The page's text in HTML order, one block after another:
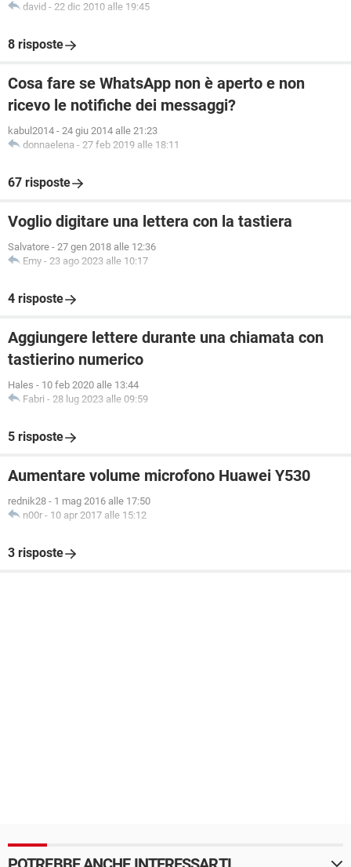
david - 22 dic 2010 alle 19:45
8 risposte
Cosa fare se WhatsApp non è aperto e non
ricevo le notifiche dei messaggi?
kabul2014 - 24 giu 2014 alle 21:23
donnaelena - 27 feb 2019 alle 18:11
67 risposte
Voglio digitare una lettera con la tastiera
Salvatore - 27 gen 2018 alle 12:36
Emy - 23 ago 2023 alle 10:17
4 risposte
Aggiungere lettere durante una chiamata con
tastierino numerico
Hales - 10 feb 2020 alle 13:44
Fabri - 28 lug 2023 alle 09:59
5 risposte
Aumentare volume microfono Huawei Y530
rednik28 - 1 mag 2016 alle 17:50
n00r - 10 apr 2017 alle 15:12
3 risposte